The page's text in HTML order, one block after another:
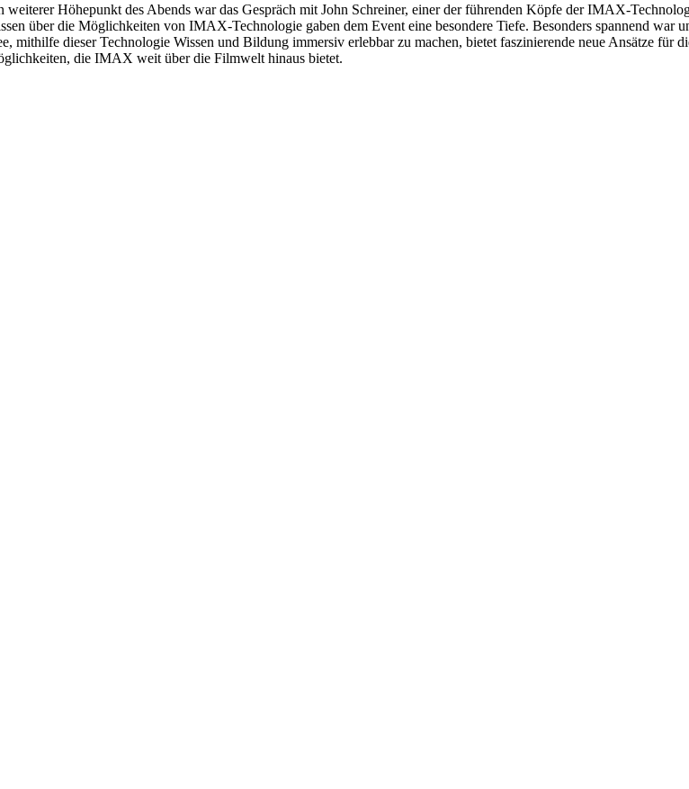
weiterer Höhepunkt des Abends war das Gespräch mit John Schreiner, einer der führenden Köpfe der IMAX-
über die Möglichkeiten von IMAX-Technologie gaben dem Event eine besondere Tiefe. Besonders spannend
mithilfe dieser Technologie Wissen und Bildung immersiv erlebbar zu machen, bietet faszinierende neue Ansätze
die IMAX weit über die Filmwelt hinaus bietet.